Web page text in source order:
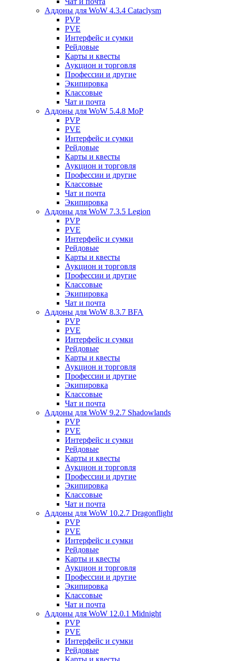
Аддоны для WoW 4.3.4 Cataclysm
PVP
PVE
Интерфейс и сумки
Рейдовые
Карты и квесты
Аукцион и торговля
Профессии и другие
Экипировка
Классовые
Чат и почта
Аддоны для WoW 5.4.8 MoP
PVP
PVE
Интерфейс и сумки
Рейдовые
Карты и квесты
Аукцион и торговля
Профессии и другие
Классовые
Чат и почта
Экипировка
Аддоны для WoW 7.3.5 Legion
PVP
PVE
Интерфейс и сумки
Рейдовые
Карты и квесты
Аукцион и торговля
Профессии и другие
Классовые
Экипировка
Чат и почта
Аддоны для WoW 8.3.7 BFA
PVP
PVE
Интерфейс и сумки
Рейдовые
Карты и квесты
Аукцион и торговля
Профессии и другие
Экипировка
Классовые
Чат и почта
Аддоны для WoW 9.2.7 Shadowlands
PVP
PVE
Интерфейс и сумки
Рейдовые
Карты и квесты
Аукцион и торговля
Профессии и другие
Экипировка
Классовые
Чат и почта
Аддоны для WoW 10.2.7 Dragonflight
PVP
PVE
Интерфейс и сумки
Рейдовые
Карты и квесты
Аукцион и торговля
Профессии и другие
Экипировка
Классовые
Чат и почта
Аддоны для WoW 12.0.1 Midnight
PVP
PVE
Интерфейс и сумки
Рейдовые
Карты и квесты